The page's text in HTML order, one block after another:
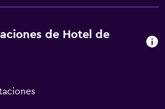
de Hotel de